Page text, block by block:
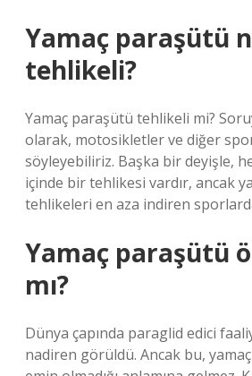
Yamaç paraşütü
tehlikeli?
Yamaç paraşütü tehlikeli mi?
olarak, motosikletler ve diğer
söyleyebiliriz. Başka bir deyişle,
içinde bir tehlikesi vardır, ancak
tehlikeleri en aza indiren
Yamaç paraşütü
mı?
Dünya çapında paraglid edici
nadiren görüldü. Ancak bu,